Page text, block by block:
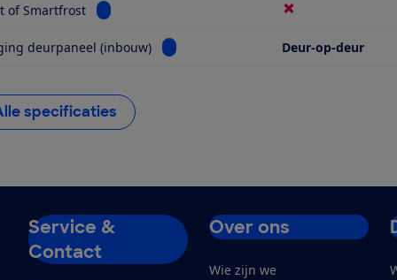
of Smartfrost Bekijk informatie voor Lowfrost of Smartfrost
deurpaneel (inbouw) Bekijk informatie voor Bevestiging
Deur-op-deur
specificaties
Service &
Contact
Over ons
Wie zijn we